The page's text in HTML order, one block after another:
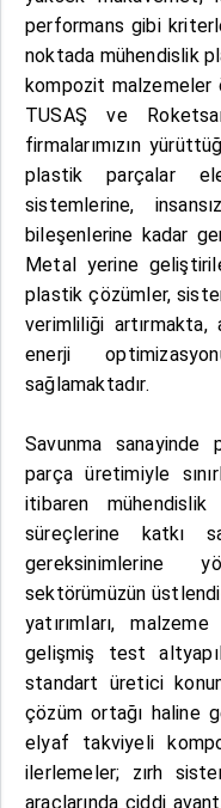
performans gibi
noktada mühendislik
kompozit malzemeler
TUSAŞ ve
firmalarımızın
plastik parçalar
sistemlerine,
bileşenlerine kadar
Metal yerine
plastik çözümler,
verimliliği artırmakta,
enerji
sağlamaktadır.
Savunma sanayinde
parça üretimiyle
itibaren
süreçlerine katkı
gereksinimlerine
sektörümüzün
yatırımları,
gelişmiş test
standart üretici
çözüm ortağı haline
elyaf takviyeli
ilerlemeler; zırh
araçlarında ciddi